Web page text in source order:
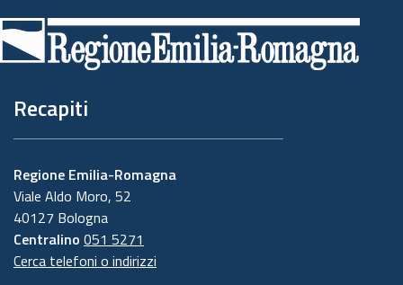
di
pagina
Recapiti
Regione Emilia-Romagna
Viale Aldo Moro, 52
40127 Bologna
Centralino 051 5271
Cerca telefoni o indirizzi